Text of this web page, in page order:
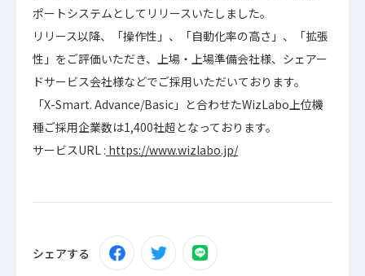
ポートシステムとしてリリースいたしました。
リリース以降、「操作性」、「自動化率の高さ」、「拡張
性」をご評価いただき、上場・上場準備会社様、シェアー
ドサービス会社様などでご採用いただいております。
「X-Smart. Advance/Basic」と合わせたWizLabo上位機
種ご採用企業数は1,400社超となっております。
サービスURL : https://www.wizlabo.jp/
シェアする